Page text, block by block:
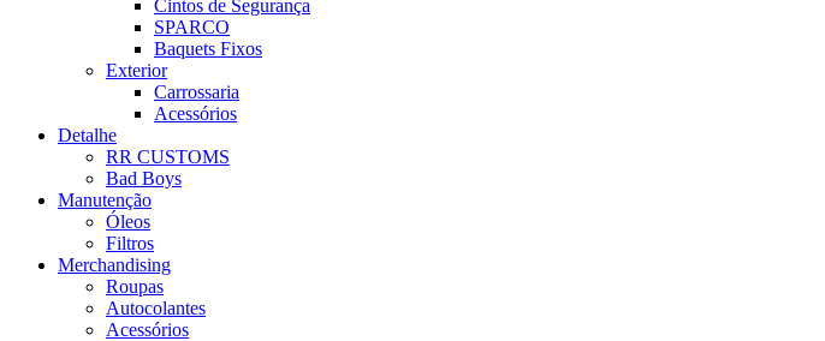
Cintos de Segurança
SPARCO
Baquets Fixos
Exterior
Carrossaria
Acessórios
Detalhe
RR CUSTOMS
Bad Boys
Manutenção
Óleos
Filtros
Merchandising
Roupas
Autocolantes
Acessórios